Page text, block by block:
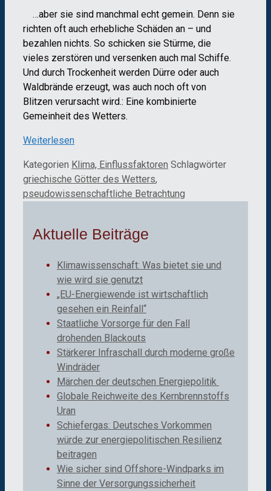
…aber sie sind manchmal echt gemein. Denn sie
richten oft auch erhebliche Schäden an – und
bezahlen nichts. So schicken sie Stürme, die
vieles zerstören und versenken auch mal Schiffe.
Und durch Trockenheit werden Dürre oder auch
Waldbrände erzeugt, was auch noch oft von
Blitzen verursacht wird.: Eine kombinierte
Gemeinheit des Wetters.
Weiterlesen
Kategorien Klima, Einflussfaktoren Schlagwörter
griechische Götter des Wetters,
pseudowissenschaftliche Betrachtung
Aktuelle Beiträge
Klimawissenschaft: Was bietet sie und
wie wird sie genutzt
„EU-Energiewende ist wirtschaftlich
gesehen ein Reinfall“
Staatliche Vorsorge für den Fall
drohenden Blackouts
Stärkerer Infraschall durch moderne große
Windräder
Märchen der deutschen Energiepolitik
Globale Reichweite des Kernbrennstoffs
Uran
Schiefergas: Deutsches Vorkommen
würde zur energiepolitischen Resilienz
beitragen
Wie sicher sind Offshore-Windparks im
Sinne der Versorgungssicherheit